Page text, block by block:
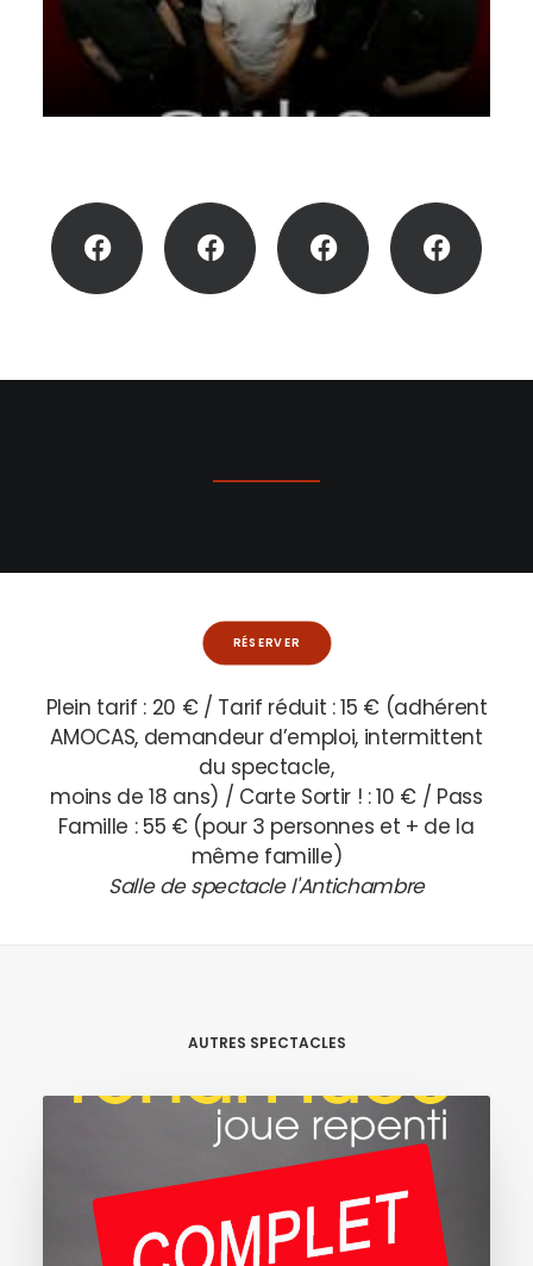
RÉSERVER
Plein tarif : 20 € / Tarif réduit : 15 € (adhérent
AMOCAS, demandeur d’emploi, intermittent
du spectacle,
moins de 18 ans) / Carte Sortir ! : 10 € / Pass
Famille : 55 € (pour 3 personnes et + de la
même famille)
Salle de spectacle l'Antichambre
AUTRES SPECTACLES